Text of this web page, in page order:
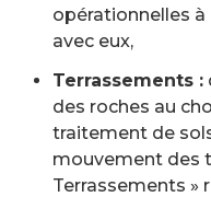
opérationnelles
avec eux,
Terrassements :
des roches au
traitement de
mouvement des
Terrassements »